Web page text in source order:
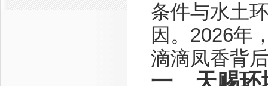
条件与水土
因。2026年
滴滴凤香背